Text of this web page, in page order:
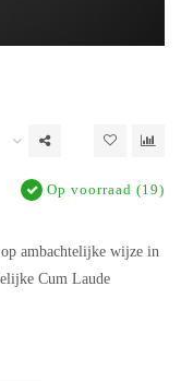
Op voorraad (19)
op ambachtelijke wijze in
Cum Laude